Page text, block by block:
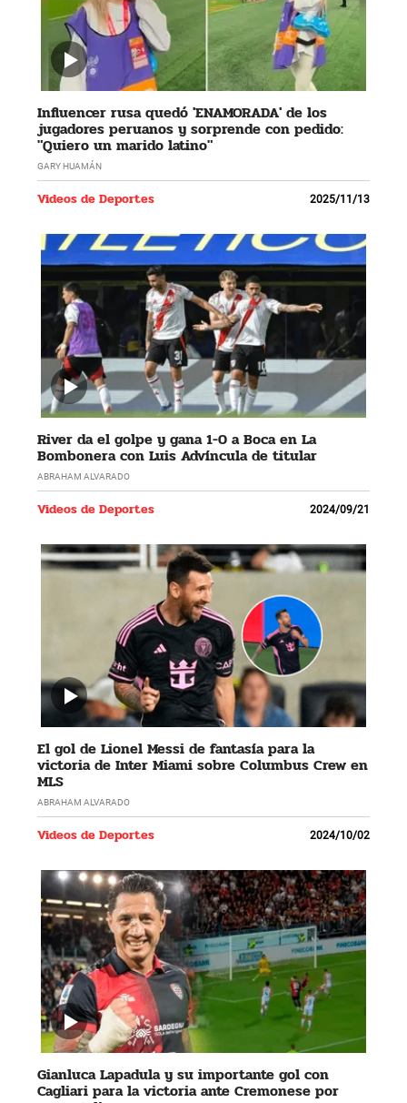
Influencer rusa quedó 'ENAMORADA' de los
jugadores peruanos y sorprende con pedido:
"Quiero un marido latino"
GARY HUAMÁN
Videos de Deportes 2025/11/13
River da el golpe y gana 1-0 a Boca en La
Bombonera con Luis Advíncula de titular
ABRAHAM ALVARADO
Videos de Deportes 2024/09/21
El gol de Lionel Messi de fantasía para la
victoria de Inter Miami sobre Columbus Crew en
MLS
ABRAHAM ALVARADO
Videos de Deportes 2024/10/02
Gianluca Lapadula y su importante gol con
Cagliari para la victoria ante Cremonese por